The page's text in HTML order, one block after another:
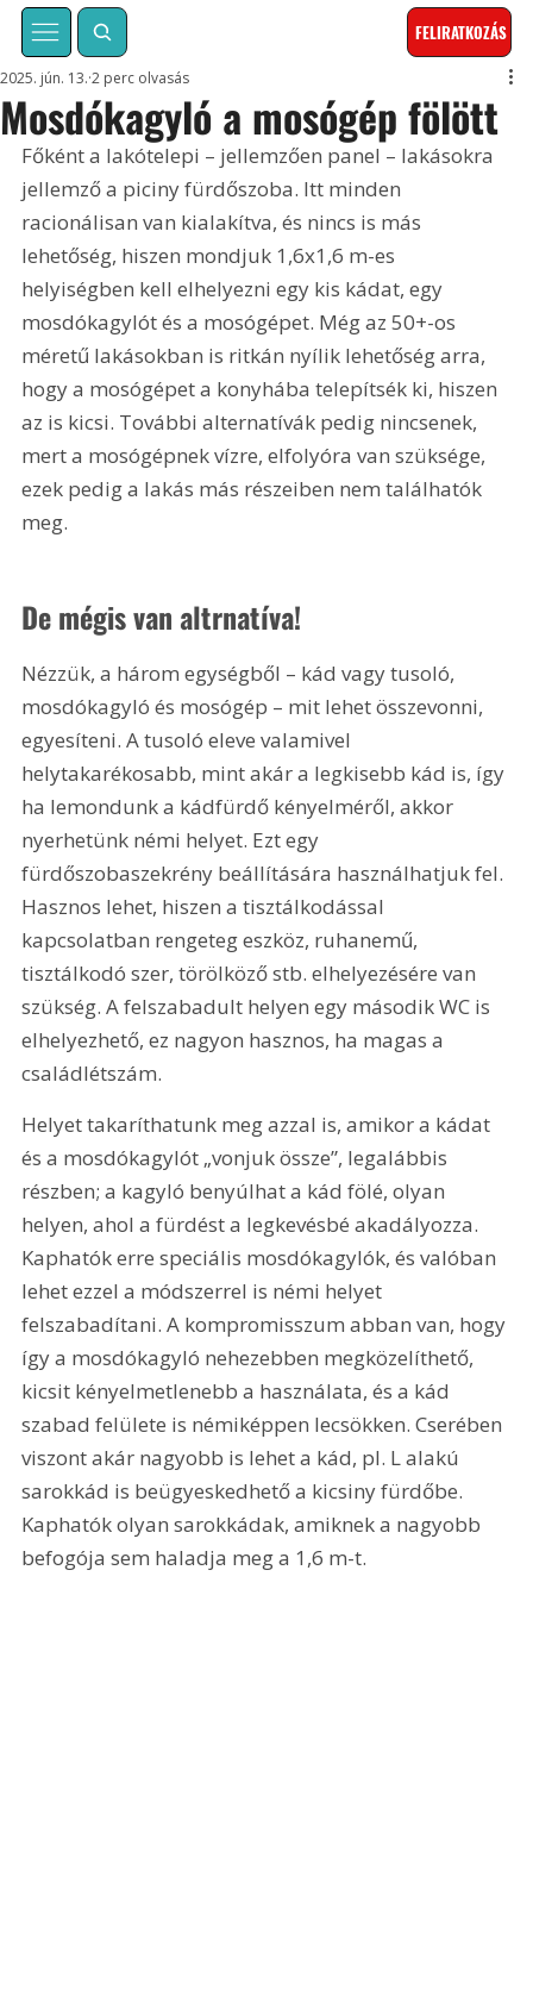
FELIRATKOZÁS
Mosdókagyló a mosógép fölött
2025. jún. 13. 2 perc olvasás
Főként a lakótelepi – jellemzően panel – lakásokra
jellemző a piciny fürdőszoba. Itt minden
racionálisan van kialakítva, és nincs is más
lehetőség, hiszen mondjuk 1,6x1,6 m-es
helyiségben kell elhelyezni egy kis kádat, egy
mosdókagylót és a mosógépet. Még az 50+-os
méretű lakásokban is ritkán nyílik lehetőség arra,
hogy a mosógépet a konyhába telepítsék ki, hiszen
az is kicsi. További alternatívák pedig nincsenek,
mert a mosógépnek vízre, elfolyóra van szüksége,
ezek pedig a lakás más részeiben nem találhatók
meg.
De mégis van altrnatíva!
Nézzük, a három egységből – kád vagy tusoló,
mosdókagyló és mosógép – mit lehet összevonni,
egyesíteni. A tusoló eleve valamivel
helytakarékosabb, mint akár a legkisebb kád is, így
ha lemondunk a kádfürdő kényelméről, akkor
nyerhetünk némi helyet. Ezt egy
fürdőszobaszekrény beállítására használhatjuk fel.
Hasznos lehet, hiszen a tisztálkodással
kapcsolatban rengeteg eszköz, ruhanemű,
tisztálkodó szer, törölköző stb. elhelyezésére van
szükség. A felszabadult helyen egy második WC is
elhelyezhető, ez nagyon hasznos, ha magas a
családlétszám.
Helyet takaríthatunk meg azzal is, amikor a kádat
és a mosdókagylót „vonjuk össze”, legalábbis
részben; a kagyló benyúlhat a kád fölé, olyan
helyen, ahol a fürdést a legkevésbé akadályozza.
Kaphatók erre speciális mosdókagylók, és valóban
lehet ezzel a módszerrel is némi helyet
felszabadítani. A kompromisszum abban van, hogy
így a mosdókagyló nehezebben megközelíthető,
kicsit kényelmetlenebb a használata, és a kád
szabad felülete is némiképpen lecsökken. Cserében
viszont akár nagyobb is lehet a kád, pl. L alakú
sarokkád is beügyeskedhető a kicsiny fürdőbe.
Kaphatók olyan sarokkádak, amiknek a nagyobb
befogója sem haladja meg a 1,6 m-t.